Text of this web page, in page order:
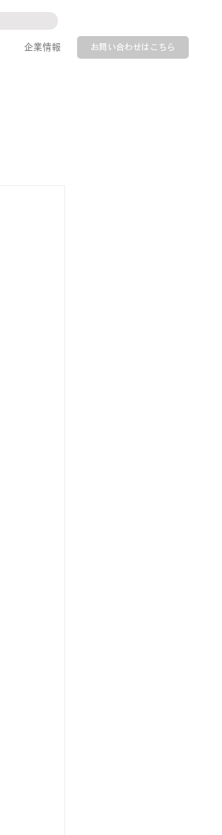
企業情報 お問い合わせはこちら